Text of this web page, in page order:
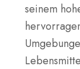
seinem